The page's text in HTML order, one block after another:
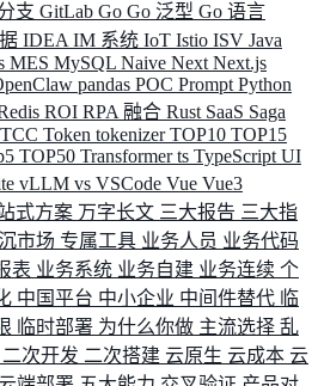
支 GitLab Go Go 泛型 Go 语言
IDEA IM 系统 IoT Istio ISV Java
MES MySQL Naive Next Next.js
pandas POC Prompt Python
ROI RPA 融合 Rust SaaS Saga
TCC Token tokenizerTOP10 TOP15
TOP50 Transformerts TypeScript UI
vLLM vs VSCode Vue Vue3
式方案 万字长文 三大报告 三大指
市场 专属工具 业务人员 业务代码
表 业务系统 业务自建 业务连续 个
中国平台 中小企业 中间件替代 临
临时部署 为什么你做 主流选择 乱
二次开发 二次搭建 云原生 云成本 云